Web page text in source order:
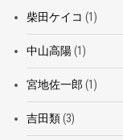
柴田ケイコ (1)
中山高陽(1)
宮地佐一郎 (1)
吉田類(3)